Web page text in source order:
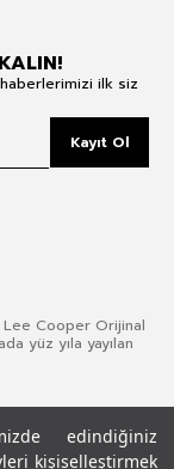
edindiğiniz
kişiselleştirmek
ilk siz
Kayıt Ol
Lee Cooper Orijinal
yüz yıla yayılan